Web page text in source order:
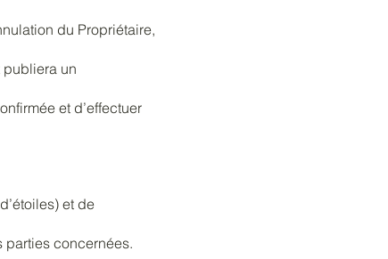
du Propriétaire,
publiera un
et d’effectuer
et de
parties concernées.